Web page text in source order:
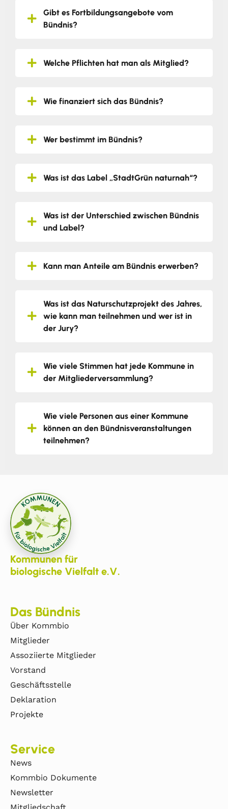
Gibt es Fortbildungsangebote vom
Bündnis?
Welche Pflichten hat man als Mitglied?
Wie finanziert sich das Bündnis?
Wer bestimmt im Bündnis?
Was ist das Label „StadtGrün naturnah“?
Was ist der Unterschied zwischen Bündnis
und Label?
Kann man Anteile am Bündnis erwerben?
Was ist das Naturschutzprojekt des Jahres,
wie kann man teilnehmen und wer ist in
der Jury?
Wie viele Stimmen hat jede Kommune in
der Mitgliederversammlung?
Wie viele Personen aus einer Kommune
können an den Bündnisveranstaltungen
teilnehmen?
Kommunen für
biologische Vielfalt e.V.
Das Bündnis
Über Kommbio
Mitglieder
Assoziierte Mitglieder
Vorstand
Geschäftsstelle
Deklaration
Projekte
Service
News
Kommbio Dokumente
Newsletter